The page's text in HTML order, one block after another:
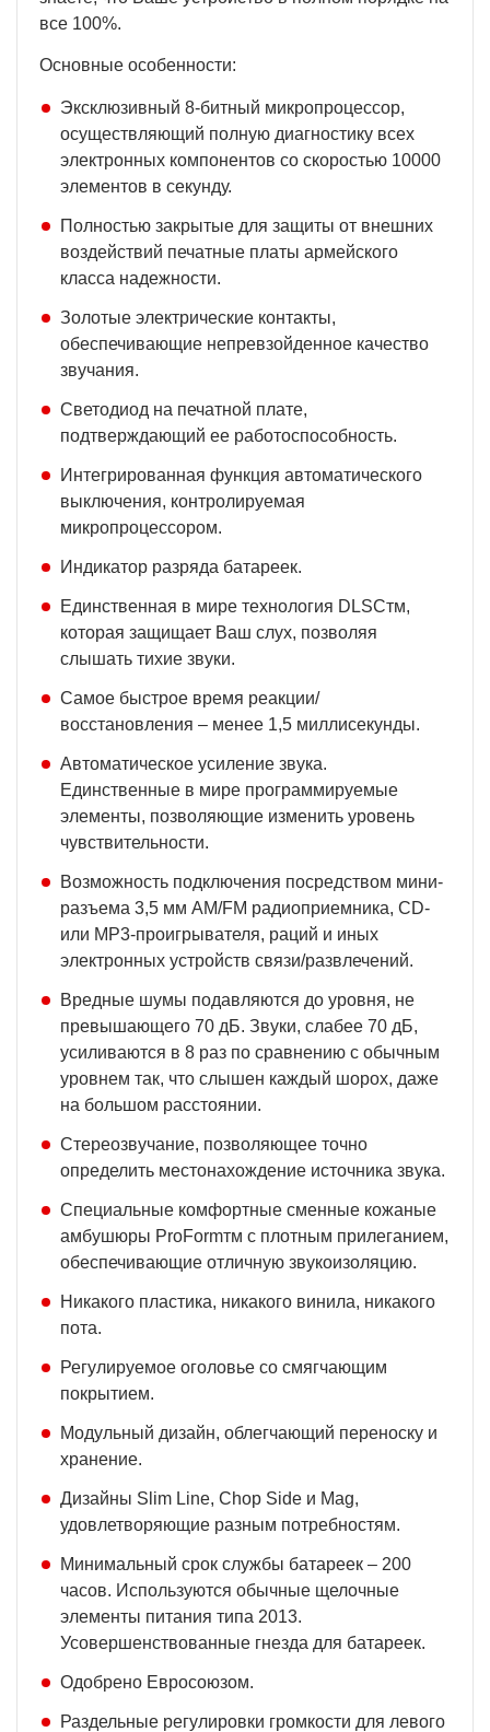
все 100%.
Основные особенности:
Эксклюзивный 8-битный микропроцессор,
осуществляющий полную диагностику всех
электронных компонентов со скоростью 10000
элементов в секунду.
Полностью закрытые для защиты от внешних
воздействий печатные платы армейского
класса надежности.
Золотые электрические контакты,
обеспечивающие непревзойденное качество
звучания.
Светодиод на печатной плате,
подтверждающий ее работоспособность.
Интегрированная функция автоматического
выключения, контролируемая
микропроцессором.
Индикатор разряда батареек.
Единственная в мире технология DLSCтм,
которая защищает Ваш слух, позволяя
слышать тихие звуки.
Самое быстрое время реакции/
восстановления – менее 1,5 миллисекунды.
Автоматическое усиление звука.
Единственные в мире программируемые
элементы, позволяющие изменить уровень
чувствительности.
Возможность подключения посредством мини-
разъема 3,5 мм АМ/FM радиоприемника, CD-
или MP3-проигрывателя, раций и иных
электронных устройств связи/развлечений.
Вредные шумы подавляются до уровня, не
превышающего 70 дБ. Звуки, слабее 70 дБ,
усиливаются в 8 раз по сравнению с обычным
уровнем так, что слышен каждый шорох, даже
на большом расстоянии.
Стереозвучание, позволяющее точно
определить местонахождение источника звука.
Специальные комфортные сменные кожаные
амбушюры ProFormтм с плотным прилеганием,
обеспечивающие отличную звукоизоляцию.
Никакого пластика, никакого винила, никакого
пота.
Регулируемое оголовье со смягчающим
покрытием.
Модульный дизайн, облегчающий переноску и
хранение.
Дизайны Slim Line, Chop Side и Mag,
удовлетворяющие разным потребностям.
Минимальный срок службы батареек – 200
часов. Используются обычные щелочные
элементы питания типа 2013.
Усовершенствованные гнезда для батареек.
Одобрено Евросоюзом.
Раздельные регулировки громкости для левого